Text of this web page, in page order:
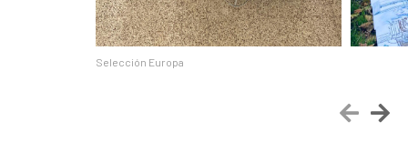
Selección Europa